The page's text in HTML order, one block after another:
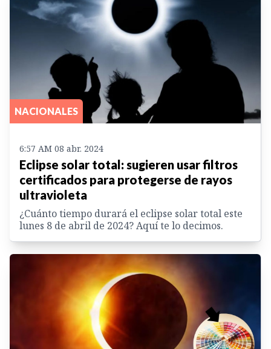
NACIONALES
6:57 AM 08 abr. 2024
Eclipse solar total: sugieren usar filtros
certificados para protegerse de rayos
ultravioleta
¿Cuánto tiempo durará el eclipse solar total este
lunes 8 de abril de 2024? Aquí te lo decimos.